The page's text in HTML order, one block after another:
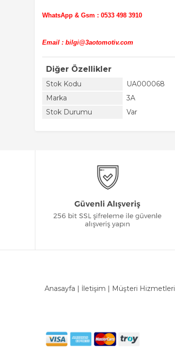
WhatsApp & Gsm : 0533 498 3910
Email : bilgi@3aotomotiv.com
Diğer Özellikler
Stok Kodu
UA000068
Marka
3A
Stok Durumu
Var
Anasayfa | İletişim | Müşteri Hizmetleri